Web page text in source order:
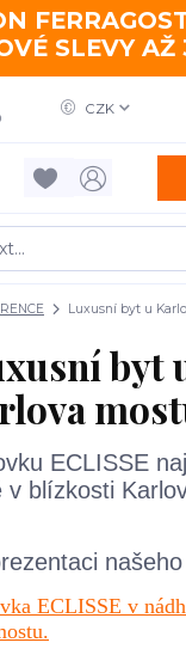
SLEVY AŽ
CZK
Luxusní byt u
byt
ECLISSE
v blízkosti